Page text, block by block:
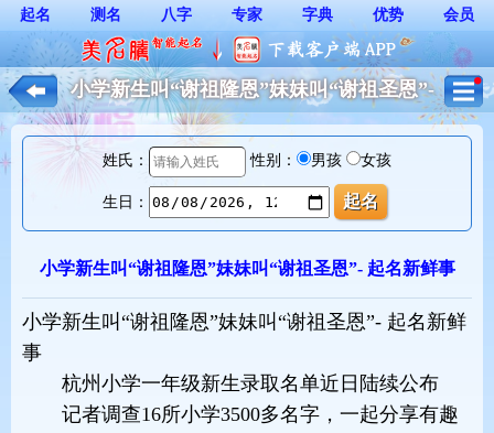
起名 测名 八字 专家 字典 优势 会员
小学新生叫“谢祖隆恩”妹妹叫“谢祖圣恩”-
起名新鲜事_起名/改名趣闻
姓氏： 性别： 男孩 女孩
生日：
小学新生叫“谢祖隆恩”妹妹叫“谢祖圣恩”- 起名新鲜事
小学新生叫“谢祖隆恩”妹妹叫“谢祖圣恩”- 起名新鲜
事
杭州小学一年级新生录取名单近日陆续公布
记者调查16所小学3500多名字，一起分享有趣